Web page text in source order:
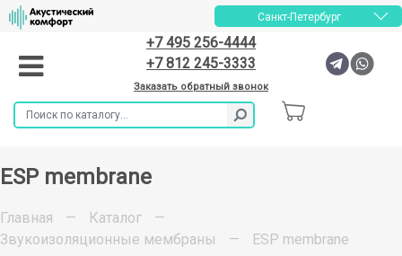
Санкт-Петербург
+7 495 256-4444
+7 812 245-3333
Заказать обратный звонок
ESP membrane
Главная — Каталог
—
Звукоизоляционные мембраны
— ESP membrane